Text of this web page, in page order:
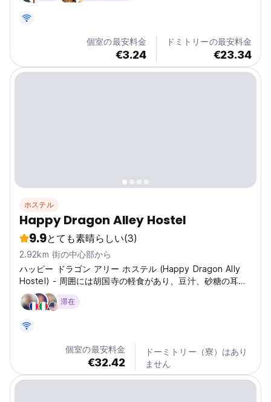
個室の最安料金
€3.24
ドミトリーの最安料金
€23.34
ホステル
Happy Dragon Alley Hostel
9.9とても素晴らしい(3)
2.92km 街の中心部から
ハッピー ドラゴン アリー ホステル (Happy Dragon Ally
Hostel) - 周囲には胡国寺の軽食があり、豆汁、砂糖の耳、
愛烏、豆黄などの北京の特別な軽食を味わうことができま
す。
滞在
個室の最安料金
€32.42
ドーミトリー（寮）はあり
ません